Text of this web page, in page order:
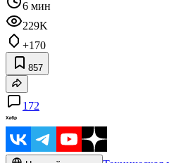
6 мин
229K
+170
857
172